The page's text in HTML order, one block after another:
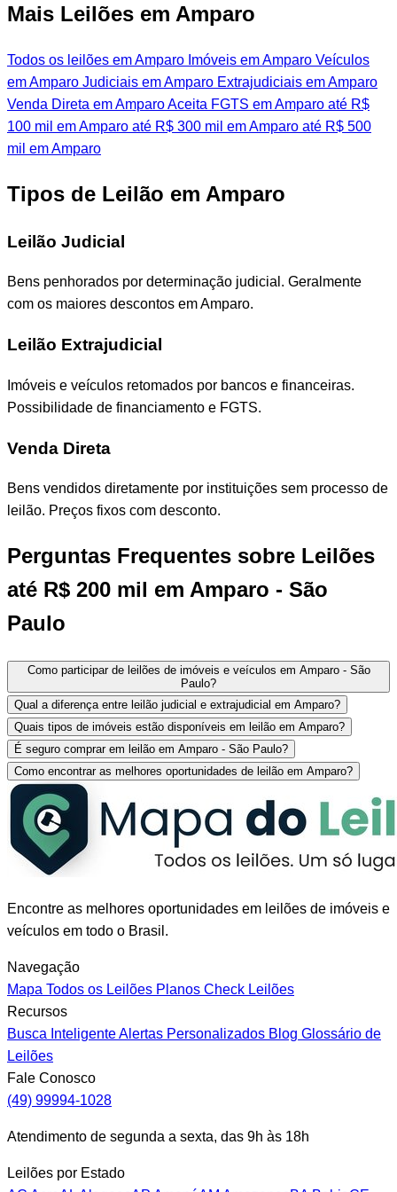
Mais Leilões em Amparo
Todos os leilões em Amparo Imóveis em Amparo Veículos
em Amparo Judiciais em Amparo Extrajudiciais em Amparo
Venda Direta em AmparoAceita FGTS em Amparo até R$
100 mil em Amparo até R$ 300 mil em Amparo até R$ 500
mil em Amparo
Tipos de Leilão em Amparo
Leilão Judicial
Bens penhorados por determinação judicial. Geralmente
com os maiores descontos em Amparo.
Leilão Extrajudicial
Imóveis e veículos retomados por bancos e financeiras.
Possibilidade de financiamento e FGTS.
Venda Direta
Bens vendidos diretamente por instituições sem processo de
leilão. Preços fixos com desconto.
Perguntas Frequentes sobre Leilões
até R$ 200 mil em Amparo - São
Paulo
Como participar de leilões de imóveis e veículos em Amparo - São
Paulo?
Qual a diferença entre leilão judicial e extrajudicial em Amparo?
Quais tipos de imóveis estão disponíveis em leilão em Amparo?
É seguro comprar em leilão em Amparo - São Paulo?
Como encontrar as melhores oportunidades de leilão em Amparo?
Encontre as melhores oportunidades em leilões de imóveis e
veículos em todo o Brasil.
Navegação
Mapa Todos os Leilões Planos Check Leilões
Recursos
Busca InteligenteAlertas Personalizados Blog Glossário de
Leilões
Fale Conosco
(49) 99994-1028
Atendimento de segunda a sexta, das 9h às 18h
Leilões por Estado